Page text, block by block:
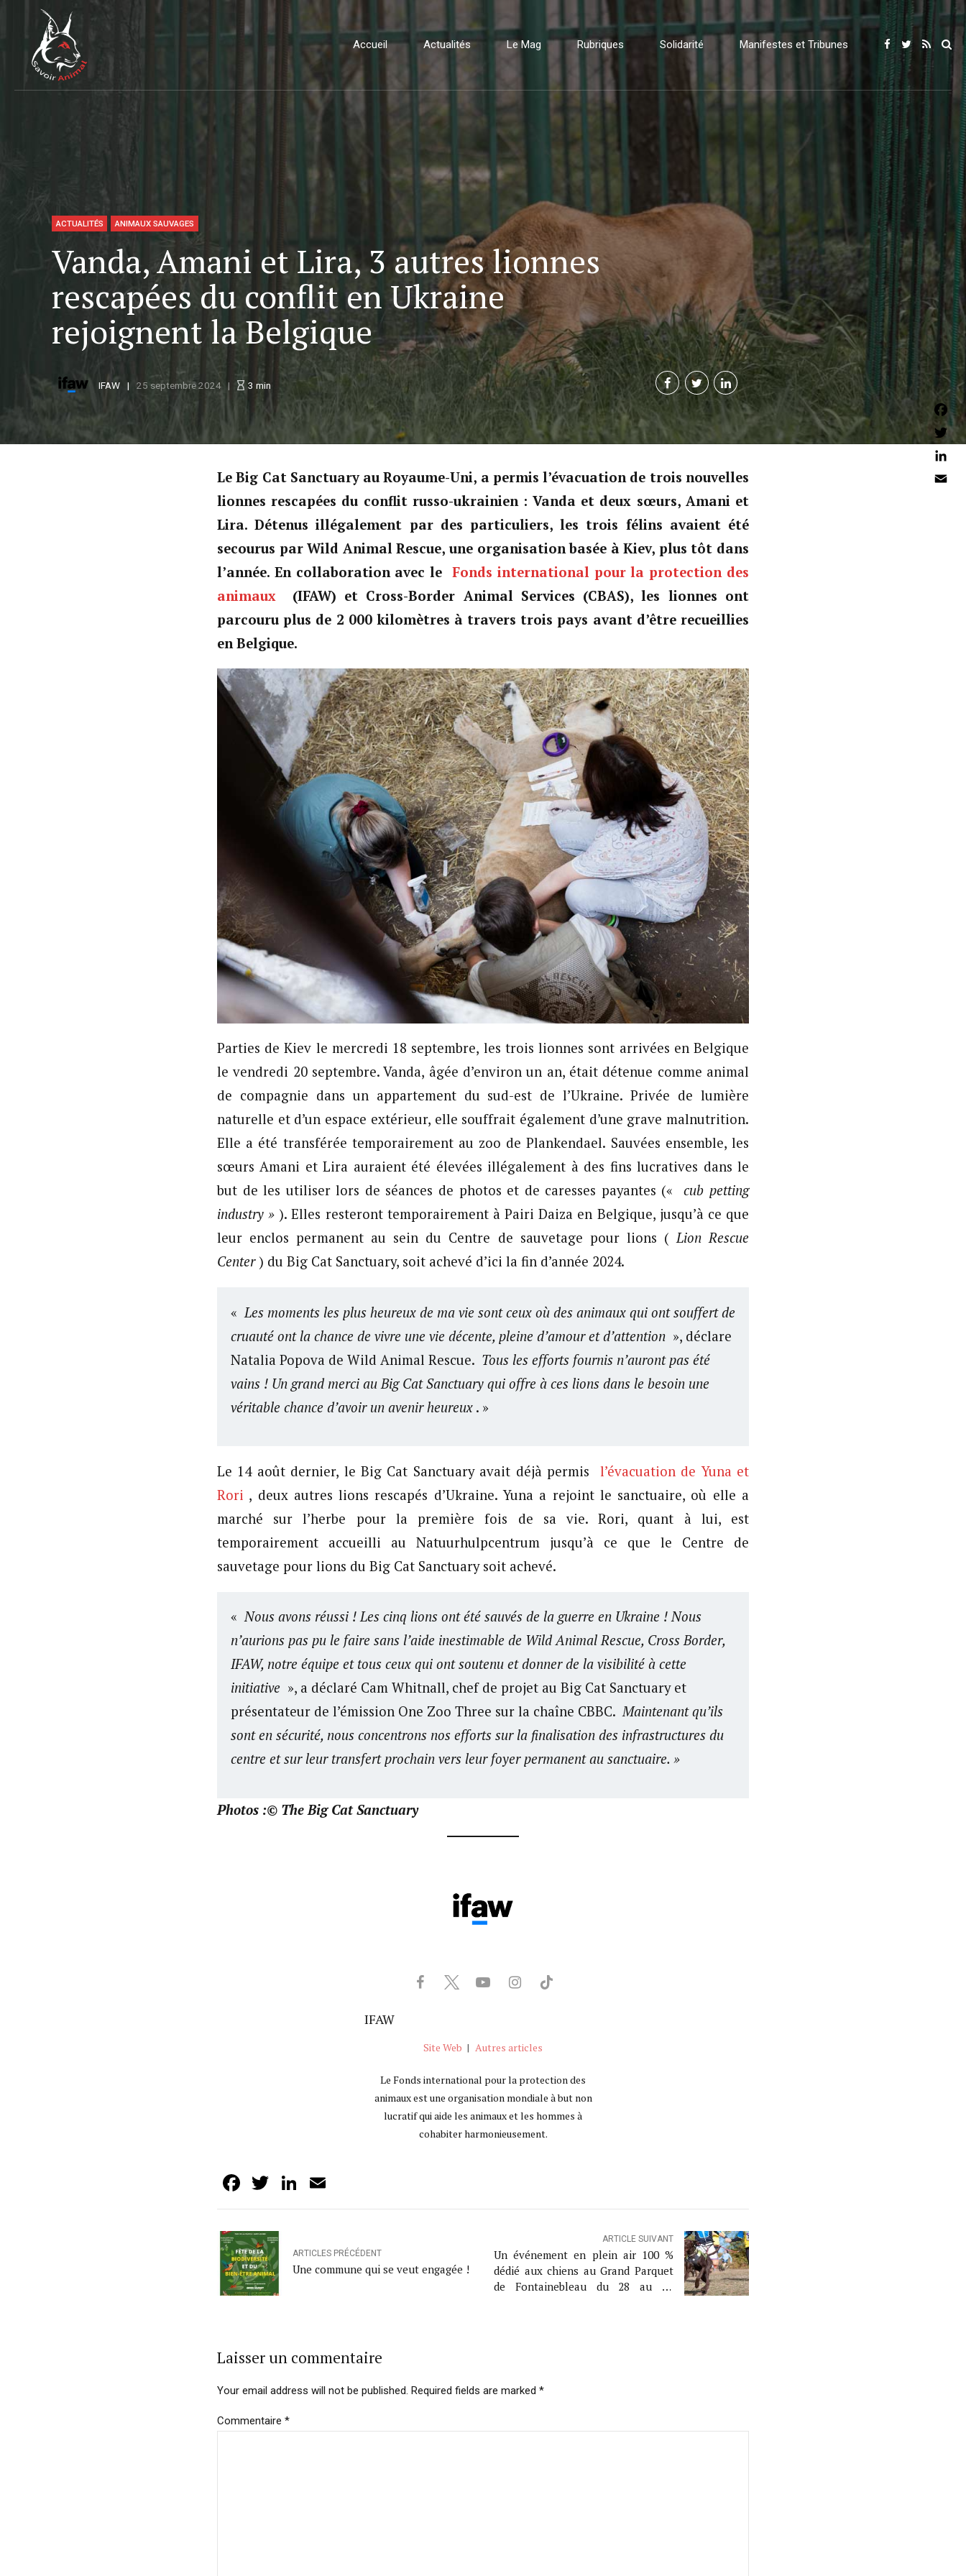
Accueil Actualités Le Mag Rubriques Solidarité Manifestes et Tribunes
ACTUALITÉS ANIMAUX SAUVAGES
Vanda, Amani et Lira, 3 autres lionnes
rescapées du conflit en Ukraine
rejoignent la Belgique
IFAW 25 septembre 2024 3 min
Le Big Cat Sanctuary au Royaume-Uni, a permis l’évacuation de trois nouvelles
lionnes rescapées du conflit russo-ukrainien : Vanda et deux sœurs, Amani et
Lira. Détenus illégalement par des particuliers, les trois félins avaient été
secourus par Wild Animal Rescue, une organisation basée à Kiev, plus tôt dans
l’année. En collaboration avec le Fonds international pour la protection des
animaux
(IFAW) et Cross-Border Animal Services (CBAS), les lionnes ont
parcouru plus de 2 000 kilomètres à travers trois pays avant d’être recueillies
en Belgique.
Parties de Kiev le mercredi 18 septembre, les trois lionnes sont arrivées en Belgique
le vendredi 20 septembre. Vanda, âgée d’environ un an, était détenue comme animal
de compagnie dans un appartement du sud-est de l’Ukraine. Privée de lumière
naturelle et d’un espace extérieur, elle souffrait également d’une grave malnutrition.
Elle a été transférée temporairement au zoo de Plankendael. Sauvées ensemble, les
sœurs Amani et Lira auraient été élevées illégalement à des fins lucratives dans le
but de les utiliser lors de séances de photos et de caresses payantes («cub petting
industry » ). Elles resteront temporairement à Pairi Daiza en Belgique, jusqu’à ce que
leur enclos permanent au sein du Centre de sauvetage pour lions (Lion Rescue
Center) du Big Cat Sanctuary, soit achevé d’ici la fin d’année 2024.
« Les moments les plus heureux de ma vie sont ceux où des animaux qui ont souffert de
cruauté ont la chance de vivre une vie décente, pleine d’amour et d’attention», déclare
Natalia Popova de Wild Animal Rescue. Tous les efforts fournis n’auront pas été
vains ! Un grand merci au Big Cat Sanctuary qui offre à ces lions dans le besoin une
véritable chance d’avoir un avenir heureux. »
Le 14 août dernier, le Big Cat Sanctuary avait déjà permis l’évacuation de Yuna et
Rori , deux autres lions rescapés d’Ukraine. Yuna a rejoint le sanctuaire, où elle a
marché sur l’herbe pour la première fois de sa vie. Rori, quant à lui, est
temporairement accueilli au Natuurhulpcentrum jusqu’à ce que le Centre de
sauvetage pour lions du Big Cat Sanctuary soit achevé.
«Nous avons réussi ! Les cinq lions ont été sauvés de la guerre en Ukraine ! Nous
n’aurions pas pu le faire sans l’aide inestimable de Wild Animal Rescue, Cross Border,
IFAW, notre équipe et tous ceux qui ont soutenu et donner de la visibilité à cette
initiative », a déclaré Cam Whitnall, chef de projet au Big Cat Sanctuary et
présentateur de l’émission One Zoo Three sur la chaîne CBBC.Maintenant qu’ils
sont en sécurité, nous concentrons nos efforts sur la finalisation des infrastructures du
centre et sur leur transfert prochain vers leur foyer permanent au sanctuaire. »
Photos :© The Big Cat Sanctuary
IFAW
Site Web | Autres articles
Le Fonds international pour la protection des
animaux est une organisation mondiale à but non
lucratif qui aide les animaux et les hommes à
cohabiter harmonieusement.
Facebook
TwitterLinkedIn
ARTICLES PRÉCÉDENT
Une commune qui se veut engagée !
ARTICLE SUIVANT
Un événement en plein air 100 %
dédié aux chiens au Grand Parquet
de Fontainebleau du 28 au 29
Laisser un commentaire
Your email address will not be published. Required fields are marked *
Commentaire *
Twitter